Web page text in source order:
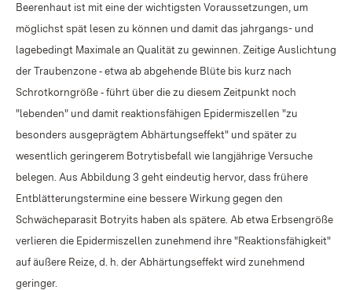
Beerenhaut ist mit eine der wichtigsten Voraussetzungen, um
möglichst spät lesen zu können und damit das jahrgangs- und
lagebedingt Maximale an Qualität zu gewinnen. Zeitige Auslichtung
der Traubenzone ‑ etwa ab abgehende Blüte bis kurz nach
Schrotkorngröße ‑ führt über die zu diesem Zeitpunkt noch
"lebenden" und damit reaktionsfähigen Epidermiszellen "zu
besonders ausgeprägtem Abhärtungseffekt" und später zu
wesentlich geringerem Botrytisbefall wie langjährige Versuche
belegen. Aus Abbildung 3 geht eindeutig hervor, dass frühere
Entblätterungstermine eine bessere Wirkung gegen den
Schwächeparasit Botryits haben als spätere. Ab etwa Erbsengröße
verlieren die Epidermiszellen zunehmend ihre "Reaktionsfähigkeit"
auf äußere Reize, d. h. der Abhärtungseffekt wird zunehmend
geringer.